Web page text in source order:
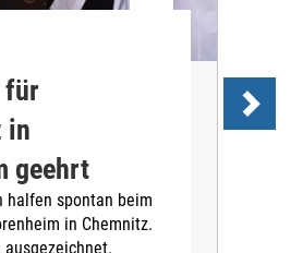
für
in
geehrt
halfen spontan beim
in Chemnitz.
ausgezeichnet.